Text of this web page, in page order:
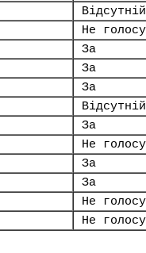
Відсутній
Не
За
За
За
Відсутній
За
Не
За
За
Не
Не